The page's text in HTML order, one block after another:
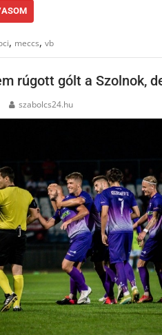
, meccs, vb
rúgott gólt a Szolnok,
szabolcs24.hu